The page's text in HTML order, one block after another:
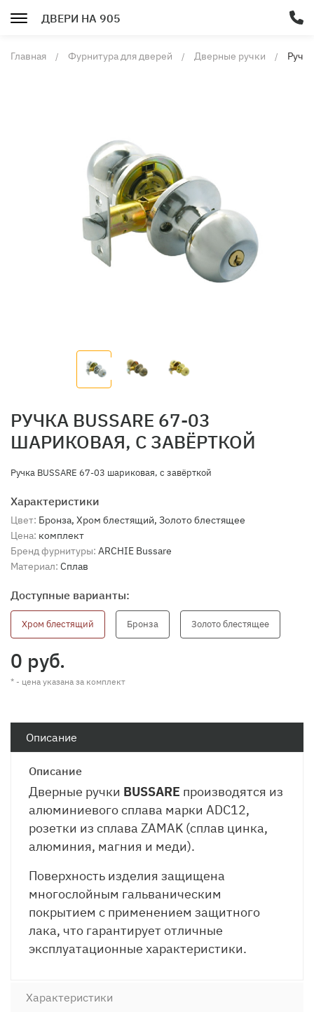
ДВЕРИ НА 905
Главная Фурнитура для дверей Дверные ручки
Ручка
РУЧКА BUSSARE 67-03
ШАРИКОВАЯ, С ЗАВЁРТКОЙ
Ручка BUSSARE 67-03 шариковая, с завёрткой
Характеристики
Цвет: Бронза, Хром блестящий, Золото блестящее
Цена: комплект
Бренд фурнитуры: ARCHIE Bussare
Материал: Сплав
Доступные варианты:
Хром блестящий Бронза Золото блестящее
0 руб.
* - цена указана за комплект
Описание
Описание
Дверные ручки BUSSARE производятся из
алюминиевого сплава марки ADC12,
розетки из сплава ZAMAK (сплав цинка,
алюминия, магния и меди).
Поверхность изделия защищена
многослойным гальваническим
покрытием с применением защитного
лака, что гарантирует отличные
эксплуатационные характеристики.
Характеристики